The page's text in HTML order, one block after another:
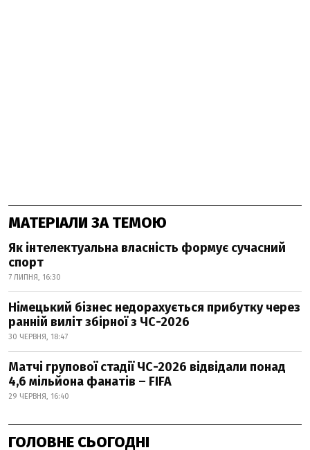
МАТЕРІАЛИ ЗА ТЕМОЮ
Як інтелектуальна власність формує сучасний
спорт
7 ЛИПНЯ, 16:30
Німецький бізнес недорахується прибутку через
ранній виліт збірної з ЧС-2026
30 ЧЕРВНЯ, 18:47
Матчі групової стадії ЧС-2026 відвідали понад
4,6 мільйона фанатів – FIFA
29 ЧЕРВНЯ, 16:40
ГОЛОВНЕ СЬОГОДНІ